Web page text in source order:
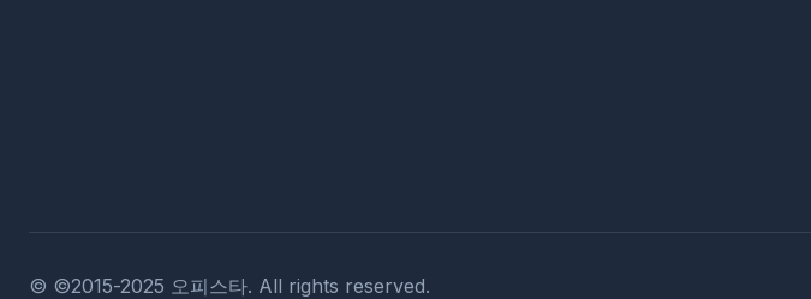
© ©2015-2025 오피스타. All rights reserved.